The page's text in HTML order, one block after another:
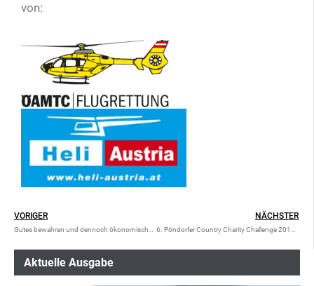
von:
VORIGER NÄCHSTER
Aktuelle Ausgabe